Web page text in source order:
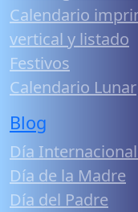
Calendario
vertical y listado
Festivos
Calendario Lunar
Blog
Día
Día de la Madre
Día del Padre